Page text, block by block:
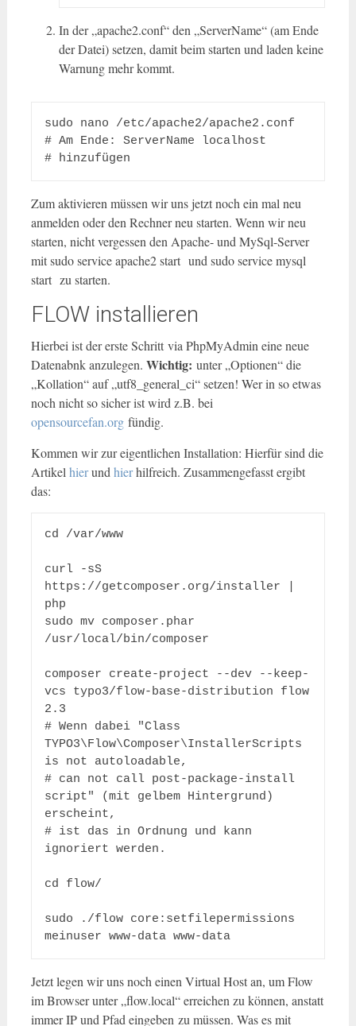
In der „apache2.conf“ den „ServerName“ (am Ende
der Datei) setzen, damit beim starten und laden keine
Warnung mehr kommt.
sudo nano /etc/apache2/apache2.conf
# Am Ende: ServerName localhost
# hinzufügen
Zum aktivieren müssen wir uns jetzt noch ein mal neu
anmelden oder den Rechner neu starten. Wenn wir neu
starten, nicht vergessen den Apache- und MySql-Server
mitsudo service apache2 startund sudo service mysql
startzu starten.
FLOW installieren
Hierbei ist der erste Schritt via PhpMyAdmin eine neue
Datenabnk anzulegen. Wichtig: unter „Optionen“ die
„Kollation“ auf „utf8_general_ci“ setzen! Wer in so etwas
noch nicht so sicher ist wird z.B. bei
opensourcefan.orgfündig.
Kommen wir zur eigentlichen Installation: Hierfür sind die
Artikel hierund hierhilfreich. Zusammengefasst ergibt
das:
cd /var/www
curl -sS
https://getcomposer.org/installer |
php
sudo mv composer.phar
/usr/local/bin/composer
composer create-project --dev --keep-
vcs typo3/flow-base-distribution flow
2.3
# Wenn dabei "Class
TYPO3\Flow\Composer\InstallerScripts
is not autoloadable,
# can not call post-package-install
script" (mit gelbem Hintergrund)
erscheint,
# ist das in Ordnung und kann
ignoriert werden.
cd flow/
sudo ./flow core:setfilepermissions
meinuser www-data www-data
Jetzt legen wir uns noch einen Virtual Host an, um Flow
im Browser unter „flow.local“ erreichen zu können, anstatt
immer IP und Pfad eingeben zu müssen. Was es mit